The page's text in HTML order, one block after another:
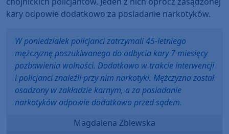
kary odpowie dodatkowo za posiadanie narkotyków.
W poniedziałek policjanci zatrzymali 45-letniego
mężczyznę poszukiwanego do odbycia kary 7 miesięcy
pozbawienia wolności. Dodatkowo w trakcie interwencji
i policjanci znaleźli przy nim narkotyki. Mężczyzna został
osadzony w zakładzie karnym, a za posiadanie
narkotyków odpowie dodatkowo przed sądem.
Magdalena Zblewska